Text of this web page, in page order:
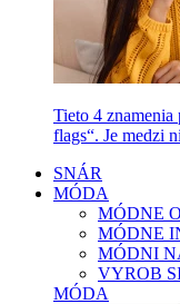
Tieto 4 znamenia
flags“. Je medzi
SNÁR
MÓDA
MÓDNE
MÓDNE
MÓDNI
VYROB
MÓDA